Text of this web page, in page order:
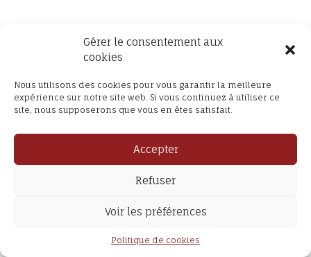
Gérer le consentement aux
cookies
Nous utilisons des cookies pour vous garantir la meilleure
expérience sur notre site web. Si vous continuez à utiliser ce
site, nous supposerons que vous en êtes satisfait.
Accepter
Refuser
Voir les préférences
Politique de cookies